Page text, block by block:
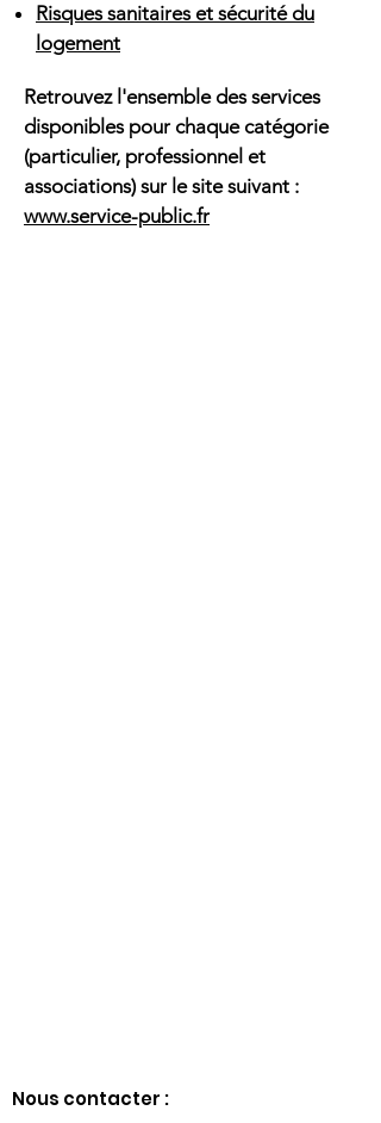
Risques sanitaires et sécurité du
logement
Retrouvez l'ensemble des services
disponibles pour chaque catégorie
(particulier, professionnel et
associations) sur le site suivant :
www.service-public.fr
Nous contacter :